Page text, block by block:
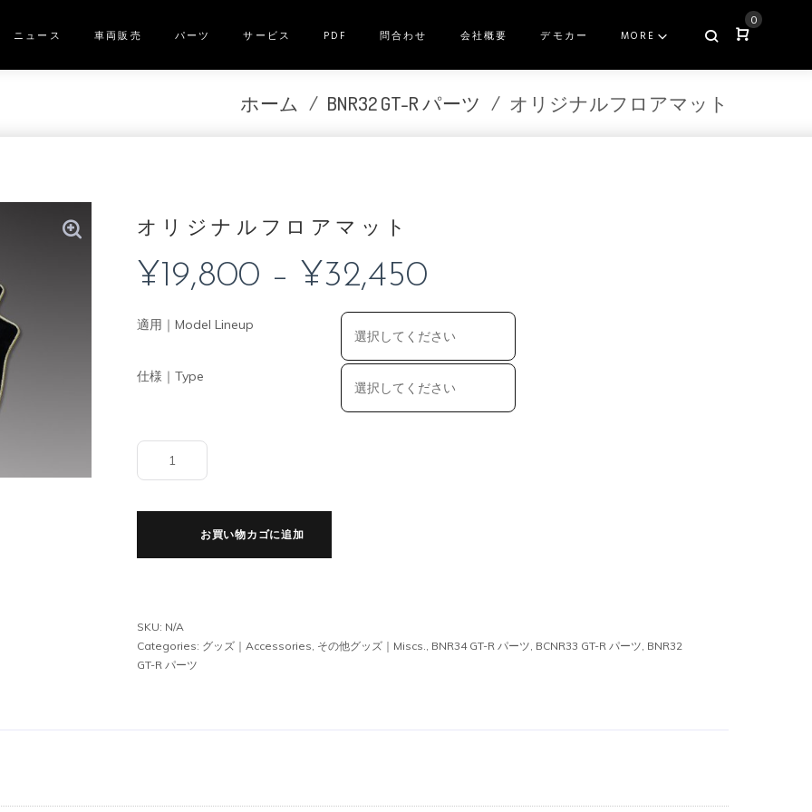
ニュース 車両販売 パーツ サービス PDF 問合わせ 会社概要 デモカー MORE
0
ホーム / BNR32 GT-R パーツ / オリジナルフロアマット
オリジナルフロアマット
¥ 19,800 – ¥32,450
適用｜Model Lineup
仕様｜Type
オ
リ
ナ
フ
マ
ッ
ト
お買い物カゴに追加
SKU: N/A
Categories: グッズ｜Accessories その他グッズ｜Miscs. BNR34 GT-R パーツ BCNR33 GT-R パーツ BNR32
GT-R パーツ